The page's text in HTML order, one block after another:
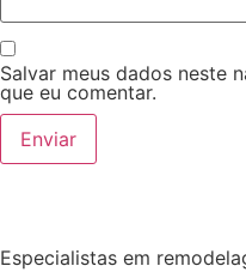
Salvar meus dados neste
que eu comentar.
Especialistas em